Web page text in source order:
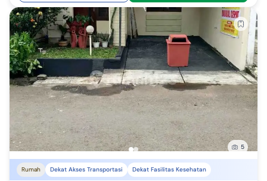
5
Rumah Dekat Akses Transportasi Dekat Fasilitas Kesehatan